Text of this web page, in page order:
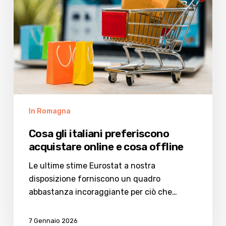
e
cosa
offline
In Romagna
Cosa gli italiani preferiscono
acquistare online e cosa offline
Le ultime stime Eurostat a nostra
disposizione forniscono un quadro
abbastanza incoraggiante per ciò che…
7 Gennaio 2026